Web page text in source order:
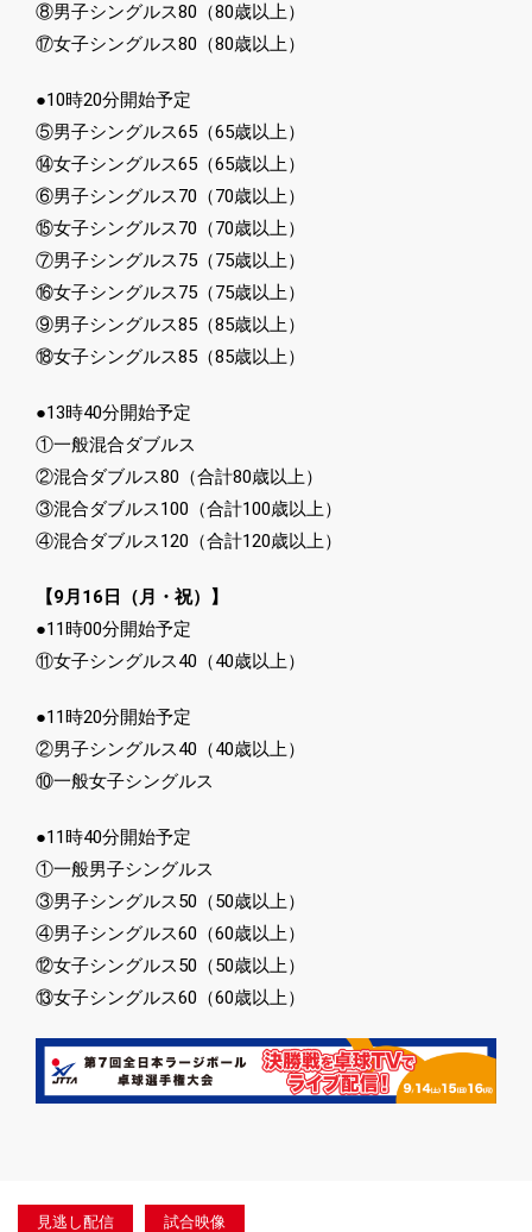
⑧男子シングルス80（80歳以上）
⑰女子シングルス80（80歳以上）
●10時20分開始予定
⑤男子シングルス65（65歳以上）
⑭女子シングルス65（65歳以上）
⑥男子シングルス70（70歳以上）
⑮女子シングルス70（70歳以上）
⑦男子シングルス75（75歳以上）
⑯女子シングルス75（75歳以上）
⑨男子シングルス85（85歳以上）
⑱女子シングルス85（85歳以上）
●13時40分開始予定
①一般混合ダブルス
②混合ダブルス80（合計80歳以上）
③混合ダブルス100（合計100歳以上）
④混合ダブルス120（合計120歳以上）
【9月16日（月・祝）】
●11時00分開始予定
⑪女子シングルス40（40歳以上）
●11時20分開始予定
②男子シングルス40（40歳以上）
⑩一般女子シングルス
●11時40分開始予定
①一般男子シングルス
③男子シングルス50（50歳以上）
④男子シングルス60（60歳以上）
⑫女子シングルス50（50歳以上）
⑬女子シングルス60（60歳以上）
見逃し配信
試合映像